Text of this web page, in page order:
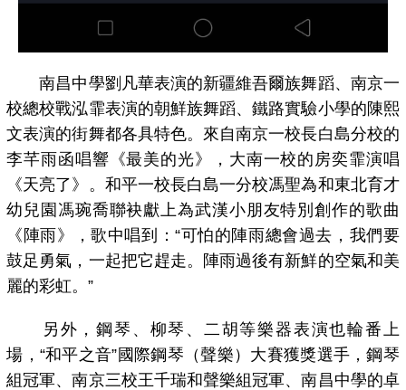
南昌中學劉凡華表演的新疆維吾爾族舞蹈、南京一
校總校戰泓霏表演的朝鮮族舞蹈、鐵路實驗小學的陳熙
文表演的街舞都各具特色。來自南京一校長白島分校的
李芊雨函唱響《最美的光》，大南一校的房奕霏演唱
《天亮了》。和平一校長白島一分校馮聖為和東北育才
幼兒園馮琬喬聯袂獻上為武漢小朋友特別創作的歌曲
《陣雨》，歌中唱到：“可怕的陣雨總會過去，我們要
鼓足勇氣，一起把它趕走。陣雨過後有新鮮的空氣和美
麗的彩虹。”
另外，鋼琴、柳琴、二胡等樂器表演也輪番上
場，“和平之音”國際鋼琴（聲樂）大賽獲獎選手，鋼琴
組冠軍、南京三校王千瑞和聲樂組冠軍、南昌中學的卓